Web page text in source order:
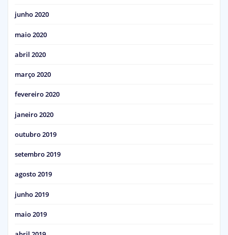
junho 2020
maio 2020
abril 2020
março 2020
fevereiro 2020
janeiro 2020
outubro 2019
setembro 2019
agosto 2019
junho 2019
maio 2019